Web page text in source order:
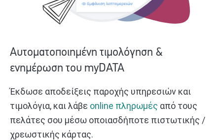
Αυτοματοποιημένη τιμολόγηση &
ενημέρωση του myDATA
Έκδωσε αποδείξεις παροχής υπηρεσιών και
τιμολόγια, και λάβε online πληρωμές από τους
πελάτες σου μέσω οποιασδήποτε πιστωτικής /
χρεωστικής κάρτας.